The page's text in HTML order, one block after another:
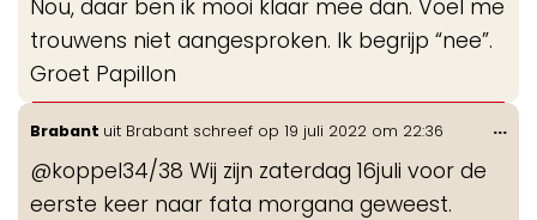
Nou, daar ben ik mooi klaar mee dan. Voel me
trouwens niet aangesproken. Ik begrijp “nee”.
Groet Papillon
Brabant uit Brabant schreef op 19 juli 2022 om 22:36
@koppel34/38 Wij zijn zaterdag 16juli voor de
eerste keer naar fata morgana geweest.
...